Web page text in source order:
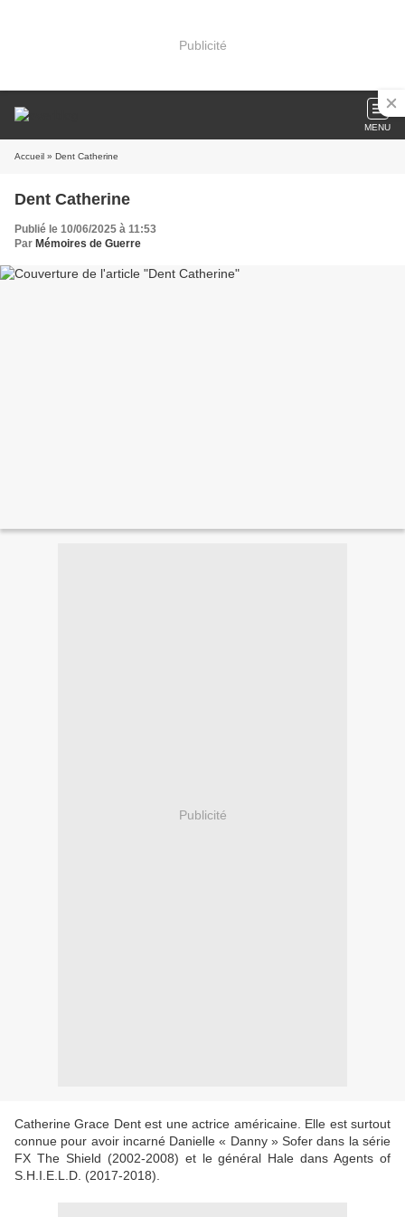
Publicité
MENU
Accueil » Dent Catherine
Dent Catherine
Publié le 10/06/2025 à 11:53
Par Mémoires de Guerre
Publicité
Catherine Grace Dent est une actrice américaine. Elle est surtout
connue pour avoir incarné Danielle « Danny » Sofer dans la série
FX The Shield (2002-2008) et le général Hale dans Agents of
S.H.I.E.L.D. (2017-2018).